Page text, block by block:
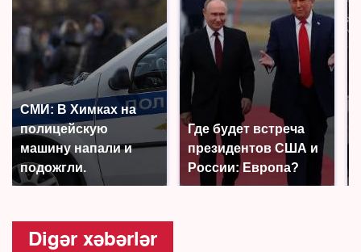
СМИ: В Химках на
полицейскую
машину напали и
подожгли.
Где будет встреча
президентов США и
России: Европа?
Digər xəbərlər